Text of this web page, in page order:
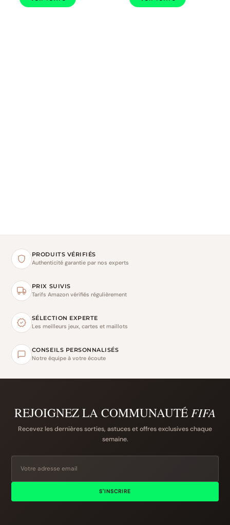
PRODUITS VÉRIFIÉS
Authenticité garantie par nos experts
PRIX SUIVIS
Tarifs Amazon vérifiés régulièrement
SÉLECTION EXPERTE
Les meilleurs jeux, cartes et maillots
CONSEILS PERSONNALISÉS
Notre équipe à votre écoute
REJOIGNEZ LA COMMUNAUTÉ FIFA
Recevez les dernières sorties, astuces et offres exclusives chaque
semaine.
S'INSCRIRE